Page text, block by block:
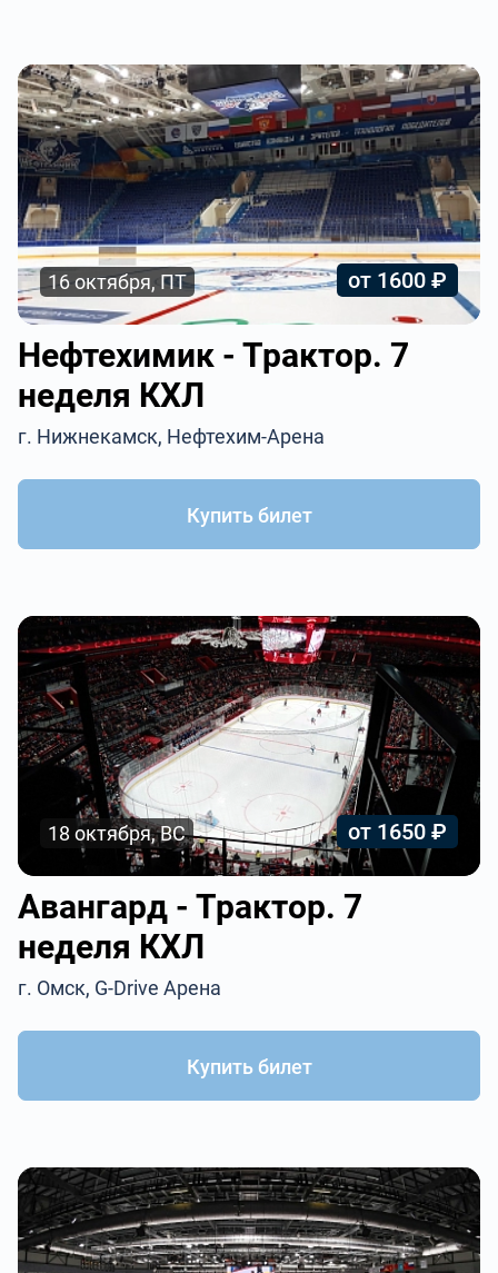
16 октября, ПТ от 1600 ₽
Нефтехимик - Трактор. 7
неделя КХЛ
г. Нижнекамск, Нефтехим-Арена
Купить билет
18 октября, ВС от 1650 ₽
Авангард - Трактор. 7
неделя КХЛ
г. Омск, G-Drive Арена
Купить билет